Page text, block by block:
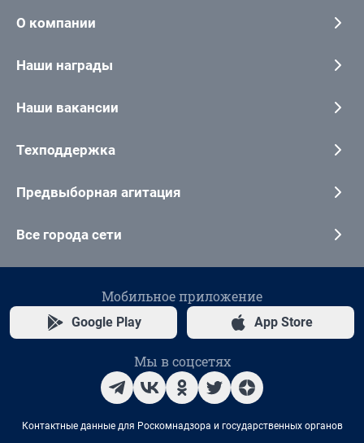
О компании
Наши награды
Наши вакансии
Техподдержка
Предвыборная агитация
Все города сети
Мобильное приложение
Google Play App Store
Мы в соцсетях
Контактные данные для Роскомнадзора и государственных органов